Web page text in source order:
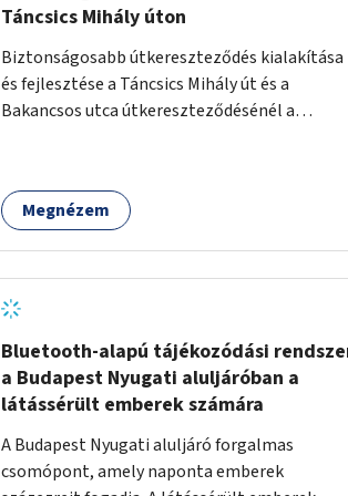
Táncsics Mihály úton
Biztonságosabb útkereszteződés kialakítása
és fejlesztése a Táncsics Mihály út és a
Bakancsos utca útkereszteződésénél a
Megnézem
Bluetooth-alapú tájékozódási
a Budapest Nyugati aluljáróban a
látássérült emberek számára
A Budapest Nyugati aluljáró forgalmas
csomópont, amely naponta emberek